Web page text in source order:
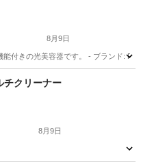
8月9日
付きの光美容器です。 - ブランド:
家電
チクリーナー
8月9日